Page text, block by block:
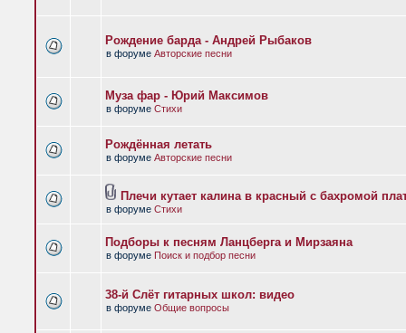
Рождение барда - Андрей Рыбаков
в форуме Авторские песни
Муза фар - Юрий Максимов
в форуме Стихи
Рождённая летать
в форуме Авторские песни
Плечи кутает калина в красный с бахромой
в форуме Стихи
Подборы к песням Ланцберга и Мирзаяна
в форуме Поиск и подбор песни
38-й Слёт гитарных школ: видео
в форуме Общие вопросы